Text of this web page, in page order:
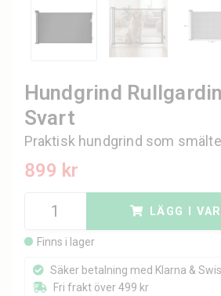
Hundgrind
Svart
Praktisk hundgrind som
899 kr
LÄGG I
Finns i lager
Säker betalning med Klarna &
Fri frakt över 499 kr